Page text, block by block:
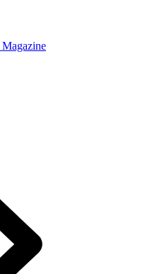
Magazine